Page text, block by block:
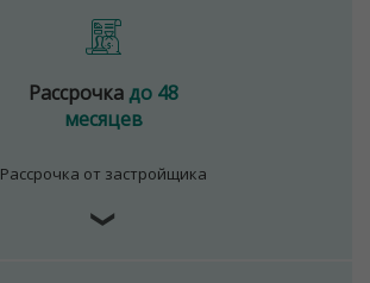
Рассрочкадо 48
месяцев
Рассрочка от застройщика
❯